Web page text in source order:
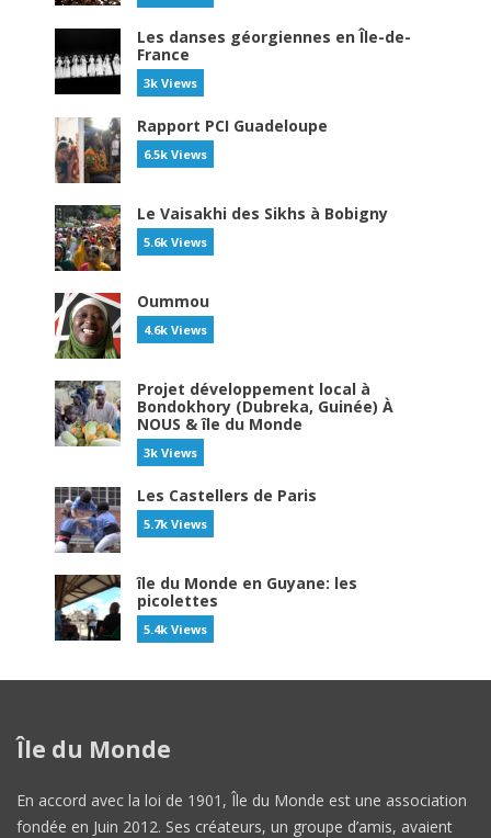
Les danses géorgiennes en Île-de-
France
3k Views
Rapport PCI Guadeloupe
6.5k Views
Le Vaisakhi des Sikhs à Bobigny
5.6k Views
Oummou
4.6k Views
Projet développement local à
Bondokhory (Dubreka, Guinée) À
NOUS & île du Monde
3k Views
Les Castellers de Paris
5.7k Views
île du Monde en Guyane: les
picolettes
5.4k Views
Île du Monde
En accord avec la loi de 1901, Île du Monde est une association
fondée en Juin 2012. Ses créateurs, un groupe d’amis, avaient